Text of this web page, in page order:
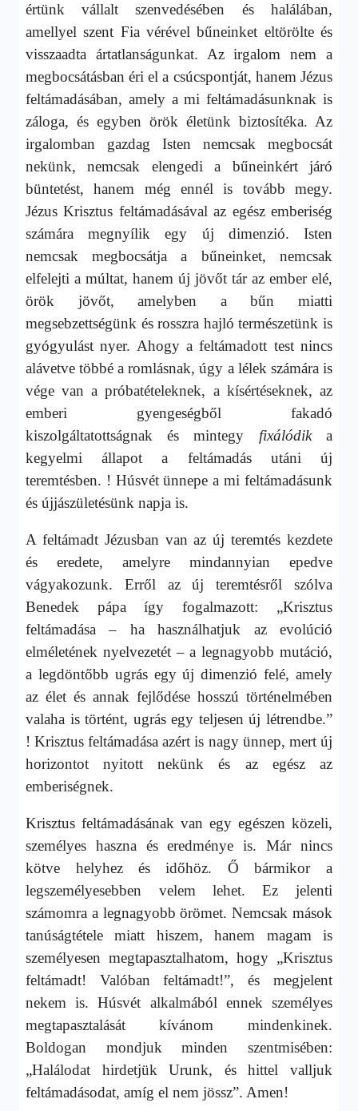
értünk vállalt szenvedésében és halálában,
amellyel szent Fia vérével bűneinket eltörölte és
visszaadta ártatlanságunkat. Az irgalom nem a
megbocsátásban éri el a csúcspontját, hanem Jézus
feltámadásában, amely a mi feltámadásunknak is
záloga, és egyben örök életünk biztosítéka. Az
irgalomban gazdag Isten nemcsak megbocsát
nekünk, nemcsak elengedi a bűneinkért járó
büntetést, hanem még ennél is tovább megy.
Jézus Krisztus feltámadásával az egész emberiség
számára megnyílik egy új dimenzió. Isten
nemcsak megbocsátja a bűneinket, nemcsak
elfelejti a múltat, hanem új jövőt tár az ember elé,
örök jövőt, amelyben a bűn miatti
megsebzettségünk és rosszra hajló természetünk is
gyógyulást nyer. Ahogy a feltámadott test nincs
alávetve többé a romlásnak, úgy a lélek számára is
vége van a próbatételeknek, a kísértéseknek, az
emberi gyengeségből fakadó
kiszolgáltatottságnak és mintegy fixálódika
kegyelmi állapot a feltámadás utáni új
teremtésben. ! Húsvét ünnepe a mi feltámadásunk
és újjászületésünk napja is.
A feltámadt Jézusban van az új teremtés kezdete
és eredete, amelyre mindannyian epedve
vágyakozunk. Erről az új teremtésről szólva
Benedek pápa így fogalmazott: „Krisztus
feltámadása – ha használhatjuk az evolúció
elméletének nyelvezetét – a legnagyobb mutáció,
a legdöntőbb ugrás egy új dimenzió felé, amely
az élet és annak fejlődése hosszú történelmében
valaha is történt, ugrás egy teljesen új létrendbe.”
! Krisztus feltámadása azért is nagy ünnep, mert új
horizontot nyitott nekünk és az egész az
emberiségnek.
Krisztus feltámadásának van egy egészen közeli,
személyes haszna és eredménye is. Már nincs
kötve helyhez és időhöz. Ő bármikor a
legszemélyesebben velem lehet. Ez jelenti
számomra a legnagyobb örömet. Nemcsak mások
tanúságtétele miatt hiszem, hanem magam is
személyesen megtapasztalhatom, hogy „Krisztus
feltámadt! Valóban feltámadt!”, és megjelent
nekem is. Húsvét alkalmából ennek személyes
megtapasztalását kívánom mindenkinek.
Boldogan mondjuk minden szentmisében:
„Halálodat hirdetjük Urunk, és hittel valljuk
feltámadásodat, amíg el nem jössz”. Amen!